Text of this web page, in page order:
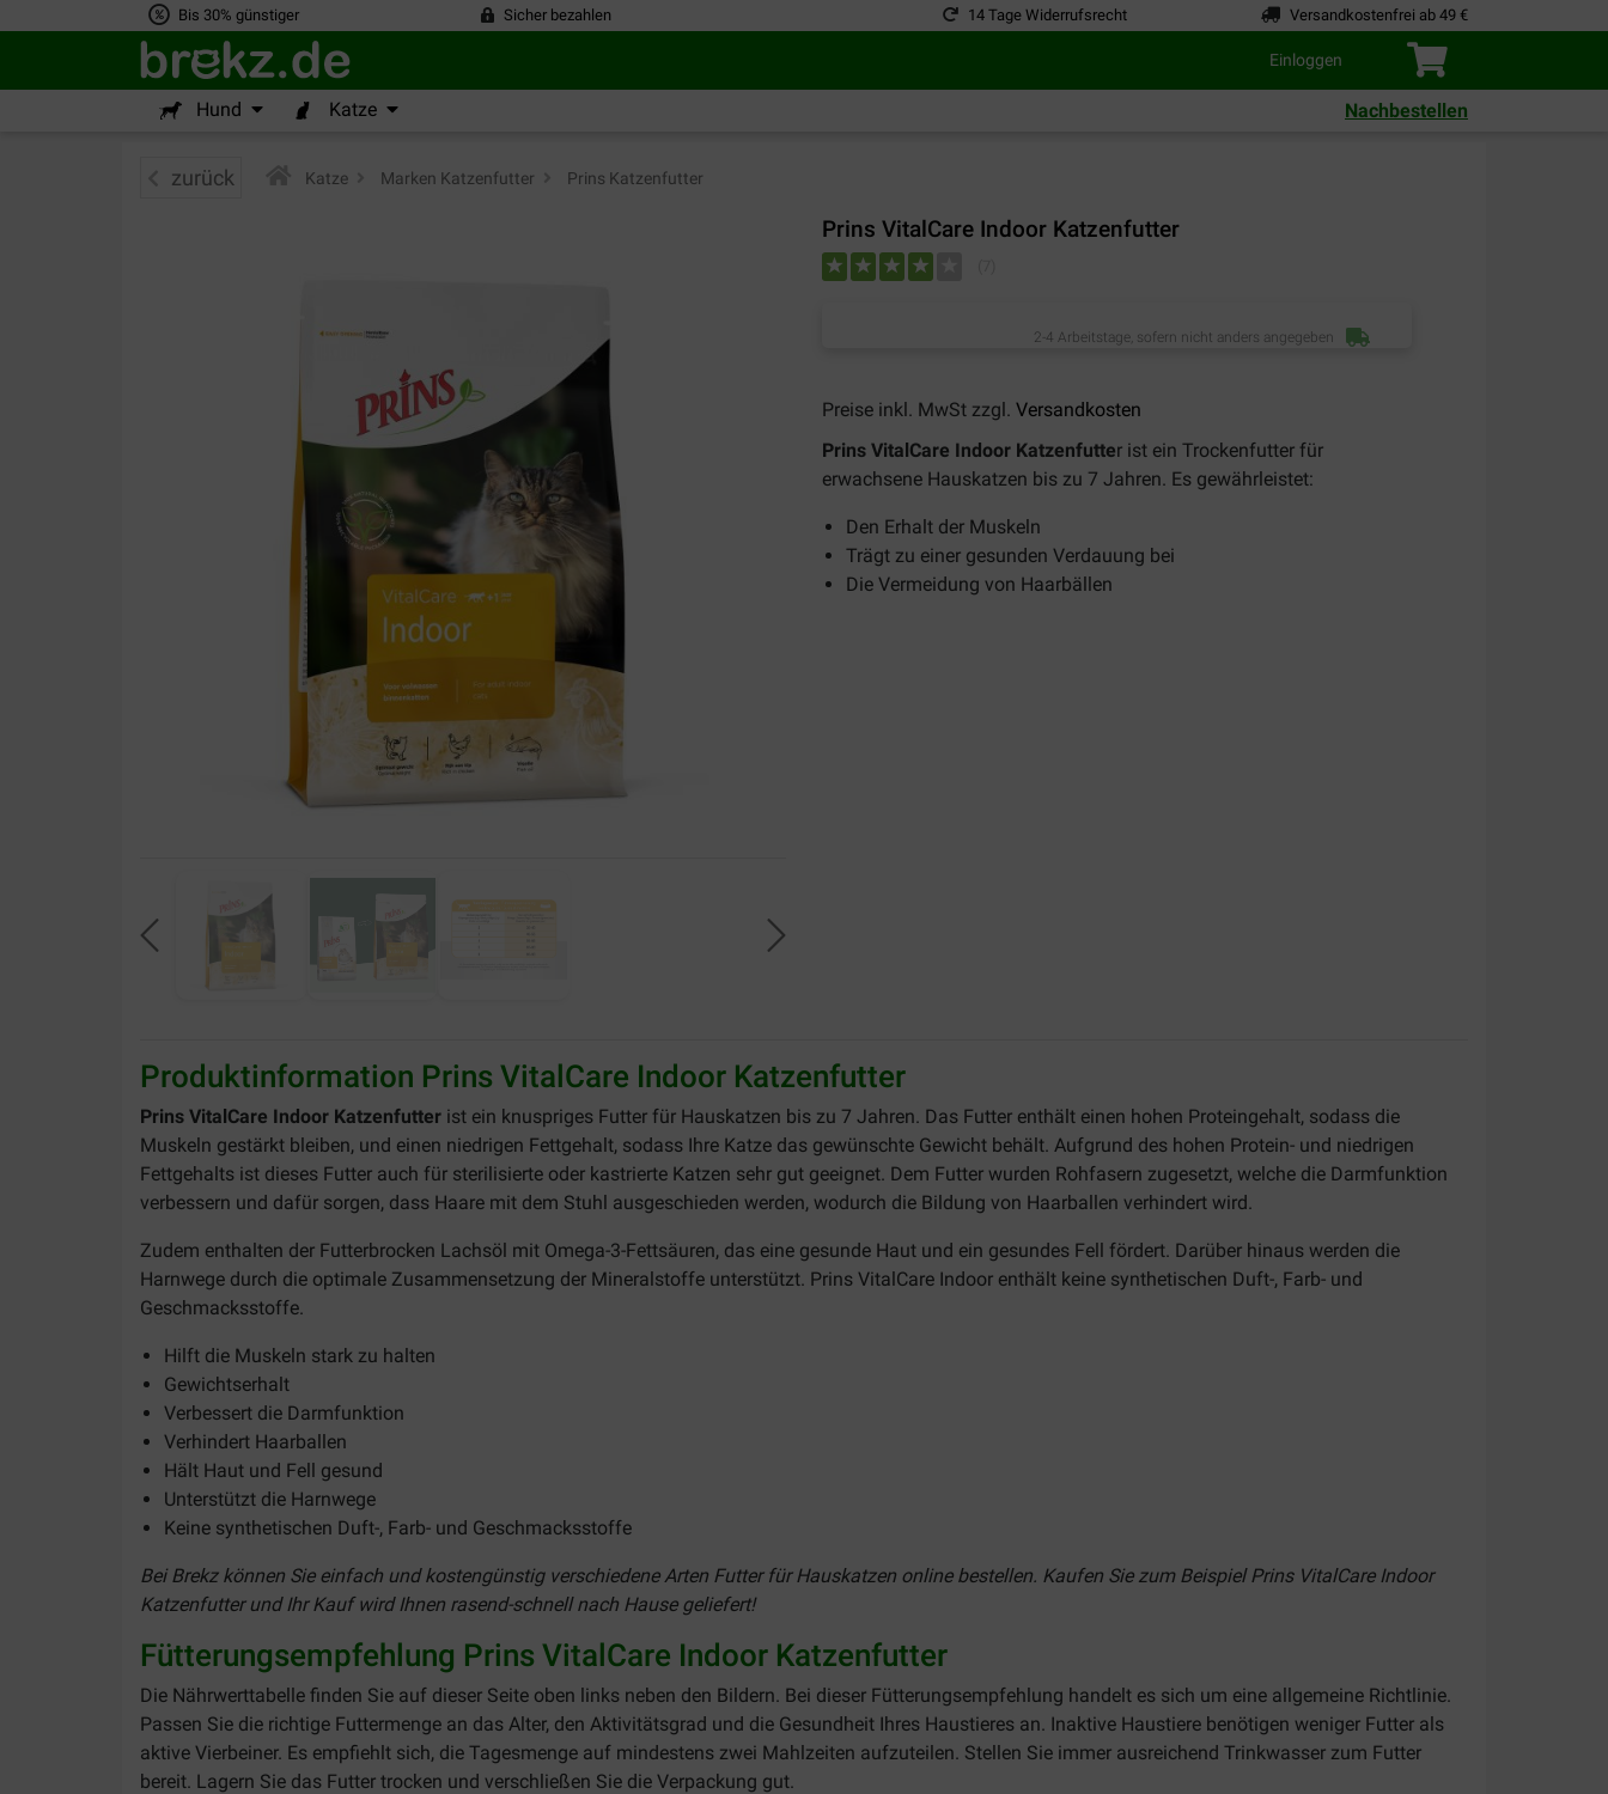
Bis 30% günstiger Sicher bezahlen 14 Tage Widerrufsrecht Versandkostenfrei ab 49 €
Einloggen
Hund Katze Nachbestellen
zurück Katze Marken Katzenfutter Prins Katzenfutter
Prins VitalCare Indoor Katzenfutter
2-4 Arbeitstage, sofern nicht anders angegeben
Preise inkl. MwSt zzgl. Versandkosten
Prins VitalCare Indoor Katzenfutter ist ein Trockenfutter für
erwachsene Hauskatzen bis zu 7 Jahren. Es gewährleistet:
Den Erhalt der Muskeln
Trägt zu einer gesunden Verdauung bei
Die Vermeidung von Haarbällen
Produktinformation Prins VitalCare Indoor Katzenfutter
Prins VitalCare Indoor Katzenfutter ist ein knuspriges Futter für Hauskatzen bis zu 7 Jahren. Das Futter enthält einen hohen Proteingehalt, sodass die
Muskeln gestärkt bleiben, und einen niedrigen Fettgehalt, sodass Ihre Katze das gewünschte Gewicht behält. Aufgrund des hohen Protein- und niedrigen
Fettgehalts ist dieses Futter auch für sterilisierte oder kastrierte Katzen sehr gut geeignet. Dem Futter wurden Rohfasern zugesetzt, welche die Darmfunktion
verbessern und dafür sorgen, dass Haare mit dem Stuhl ausgeschieden werden, wodurch die Bildung von Haarballen verhindert wird.
Zudem enthalten der Futterbrocken Lachsöl mit Omega-3-Fettsäuren, das eine gesunde Haut und ein gesundes Fell fördert. Darüber hinaus werden die
Harnwege durch die optimale Zusammensetzung der Mineralstoffe unterstützt. Prins VitalCare Indoor enthält keine synthetischen Duft-, Farb- und
Geschmacksstoffe.
Hilft die Muskeln stark zu halten
Gewichtserhalt
Verbessert die Darmfunktion
Verhindert Haarballen
Hält Haut und Fell gesund
Unterstützt die Harnwege
Keine synthetischen Duft-, Farb- und Geschmacksstoffe
Bei Brekz können Sie einfach und kostengünstig verschiedene Arten Futter für Hauskatzen online bestellen. Kaufen Sie zum Beispiel Prins VitalCare Indoor
Katzenfutter und Ihr Kauf wird Ihnen rasend-schnell nach Hause geliefert!
Fütterungsempfehlung Prins VitalCare Indoor Katzenfutter
Die Nährwerttabelle finden Sie auf dieser Seite oben links neben den Bildern. Bei dieser Fütterungsempfehlung handelt es sich um eine allgemeine Richtlinie.
Passen Sie die richtige Futtermenge an das Alter, den Aktivitätsgrad und die Gesundheit Ihres Haustieres an. Inaktive Haustiere benötigen weniger Futter als
aktive Vierbeiner. Es empfiehlt sich, die Tagesmenge auf mindestens zwei Mahlzeiten aufzuteilen. Stellen Sie immer ausreichend Trinkwasser zum Futter
bereit. Lagern Sie das Futter trocken und verschließen Sie die Verpackung gut.